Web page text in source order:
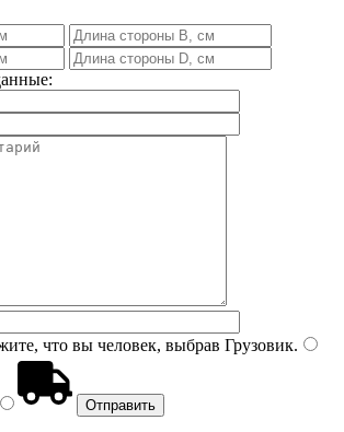
что вы человек, выбрав Грузовик.